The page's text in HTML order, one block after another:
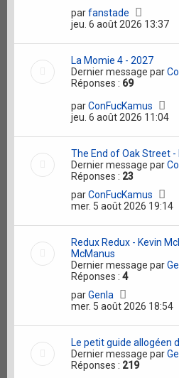
parfanstade
jeu. 6 août 2026 13:37
La Momie 4 - 2027
Dernier message par
Réponses : 69
parConFucKamus
jeu. 6 août 2026 11:04
The End of Oak Street
Dernier message par
Réponses : 23
parConFucKamus
mer. 5 août 2026 19:14
Redux Redux - Kevin
McManus
Dernier message par
Réponses : 4
parGenla
mer. 5 août 2026 18:54
Le petit guide allogéen
Dernier message par
Réponses : 219